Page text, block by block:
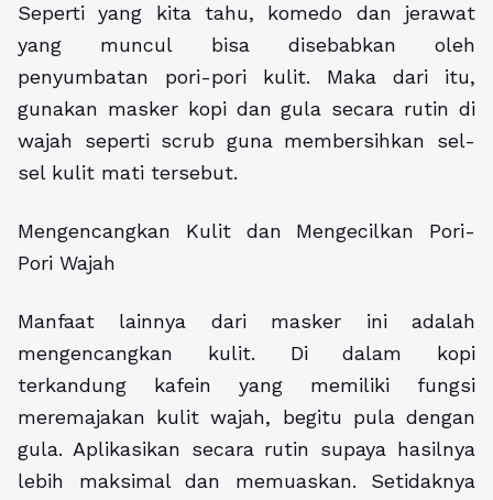
Seperti yang kita tahu, komedo dan jerawat
yang muncul bisa disebabkan oleh
penyumbatan pori-pori kulit. Maka dari itu,
gunakan masker kopi dan gula secara rutin di
wajah seperti scrub guna membersihkan sel-
sel kulit mati tersebut.
Mengencangkan Kulit dan Mengecilkan Pori-
Pori Wajah
Manfaat lainnya dari masker ini adalah
mengencangkan kulit. Di dalam kopi
terkandung kafein yang memiliki fungsi
meremajakan kulit wajah, begitu pula dengan
gula. Aplikasikan secara rutin supaya hasilnya
lebih maksimal dan memuaskan. Setidaknya